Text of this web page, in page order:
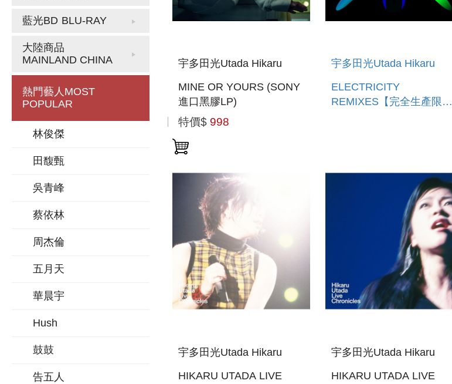
藍光BD BLU-RAY
大陸商品
MAINLAND CHINA
熱門藝人 MOST
POPULAR
林俊傑
田馥甄
吳青峰
蔡依林
周杰倫
五月天
華晨宇
Hush
鼓鼓
告五人
宇多田光Utada Hikaru
MINE OR YOURS (SONY
進口黑膠LP)
特價$ 998
宇多田光Utada Hikaru
ELECTRICITY
REMIXES【完全生產限定
宇多田光Utada Hikaru
HIKARU UTADA LIVE
宇多田光Utada Hikaru
HIKARU UTADA LIVE